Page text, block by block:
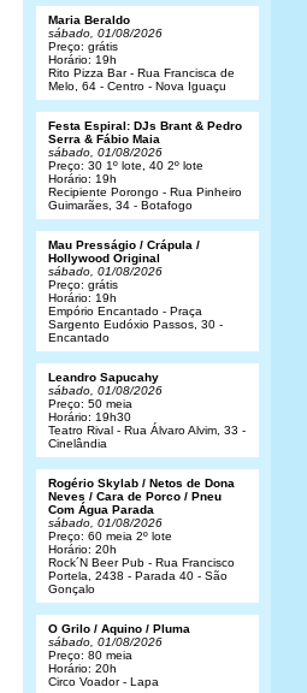
Maria Beraldo
sábado, 01/08/2026
Preço: grátis
Horário: 19h
Rito Pizza Bar - Rua Francisca de
Melo, 64 - Centro - Nova Iguaçu
Festa Espiral: DJs Brant & Pedro
Serra & Fábio Maia
sábado, 01/08/2026
Preço: 30 1º lote, 40 2º lote
Horário: 19h
Recipiente Porongo - Rua Pinheiro
Guimarães, 34 - Botafogo
Mau Presságio / Crápula /
Hollywood Original
sábado, 01/08/2026
Preço: grátis
Horário: 19h
Empório Encantado - Praça
Sargento Eudóxio Passos, 30 -
Encantado
Leandro Sapucahy
sábado, 01/08/2026
Preço: 50 meia
Horário: 19h30
Teatro Rival - Rua Álvaro Alvim, 33 -
Cinelândia
Rogério Skylab / Netos de Dona
Neves / Cara de Porco / Pneu
Com Água Parada
sábado, 01/08/2026
Preço: 60 meia 2º lote
Horário: 20h
Rock´N Beer Pub - Rua Francisco
Portela, 2438 - Parada 40 - São
Gonçalo
O Grilo / Aquino / Pluma
sábado, 01/08/2026
Preço: 80 meia
Horário: 20h
Circo Voador - Lapa